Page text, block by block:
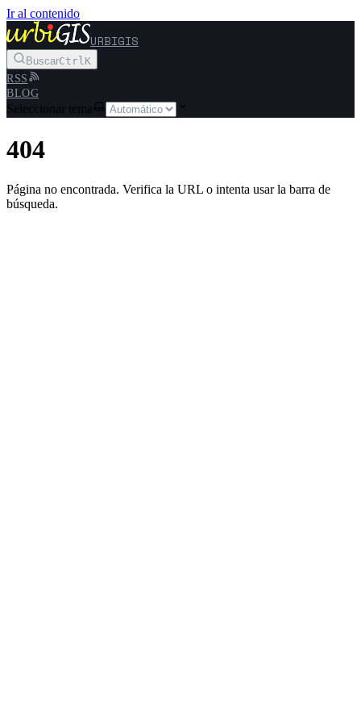
Ir al contenido
URBIGIS
BuscarCtrlK
RSS
BLOG
Seleccionar tema
404
Página no encontrada. Verifica la URL o intenta usar la barra de
búsqueda.